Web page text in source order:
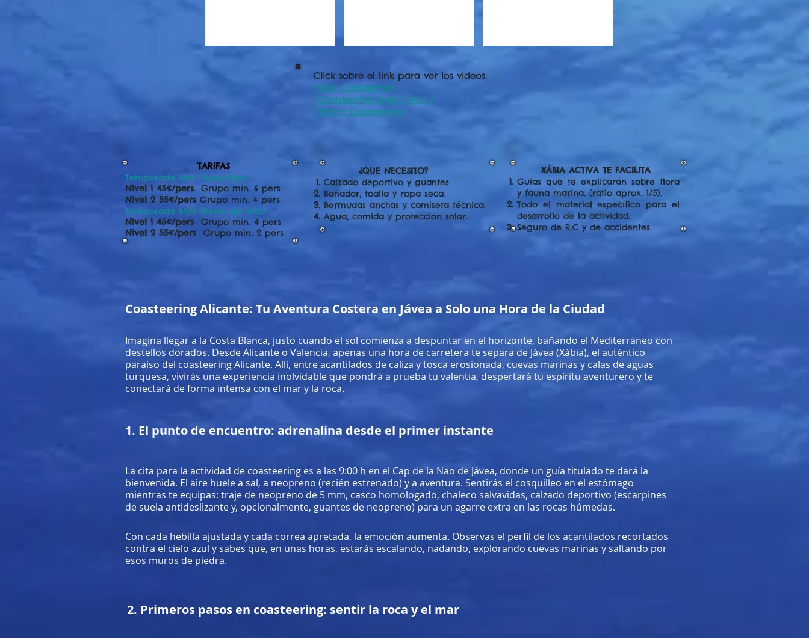
Click sobre el link para ver los videos:
*Kids Coasteering
*Coasteering level 1 and 2
*Xtrem Coasteering
TARIFAS
Temporada Alta (Junio-Sept.)
Nivel 1 45€/pers Grupo mín. 6 pers
Nivel 2 55€/pers Grupo mín. 4 pers
Temporada Baja (Resto del año)
Nivel 1 45€/pers Grupo mín. 4 pers
Nivel 2 55€/pers Grupo min. 2 pers
¿QUE NECESITO?
Calzado deportivo y guantes.
Bañador, toalla y ropa seca.
Bermudas anchas y camiseta técnica.
Agua, comida y protección solar.
XÀBIA ACTIVA TE FACILITA
Guias que te explicarán sobre flora
y fauna marina. (ratio aprox. 1/5).
Todo el material específico para el
desarrollo de la actividad.
Seguro de R.C y de accidentes.
Coasteering Alicante: Tu Aventura Costera en Jávea a Solo una Hora de la Ciudad
Imagina llegar a la Costa Blanca, justo cuando el sol comienza a despuntar en el horizonte, bañando el Mediterráneo con
destellos dorados. Desde Alicante o Valencia, apenas una hora de carretera te separa de Jávea (Xàbia), el auténtico
paraíso del coasteering Alicante. Allí, entre acantilados de caliza y tosca erosionada, cuevas marinas y calas de aguas
turquesa, vivirás una experiencia inolvidable que pondrá a prueba tu valentía, despertará tu espíritu aventurero y te
conectará de forma intensa con el mar y la roca.
1. El punto de encuentro: adrenalina desde el primer instante
La cita para la actividad de coasteering es a las 9:00 h en el Cap de la Nao de Jávea, donde un guía titulado te dará la
bienvenida. El aire huele a sal, a neopreno (recién estrenado) y a aventura. Sentirás el cosquilleo en el estómago
mientras te equipas: traje de neopreno de 5 mm, casco homologado, chaleco salvavidas, calzado deportivo (escarpines
de suela antideslizante y, opcionalmente, guantes de neopreno) para un agarre extra en las rocas húmedas.
Con cada hebilla ajustada y cada correa apretada, la emoción aumenta. Observas el perfil de los acantilados recortados
contra el cielo azul y sabes que, en unas horas, estarás escalando, nadando, explorando cuevas marinas y saltando por
esos muros de piedra.
2. Primeros pasos en coasteering: sentir la roca y el mar